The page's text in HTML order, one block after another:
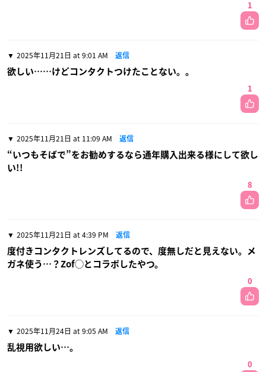
1
2025年11月21日 at 9:01 AM 返信
欲しい……けどコンタクトつけたことない。。
1
2025年11月21日 at 11:09 AM 返信
“いつもそばで”をお勧めするなら通年購入出来る様にして欲し
い!!
8
2025年11月21日 at 4:39 PM 返信
度付きコンタクトレンズしてるので、度無しだと見えない。メ
ガネ使う…？Zof◯とコラボしたやつ。
0
2025年11月24日 at 9:05 AM 返信
乱視用欲しい…。
0